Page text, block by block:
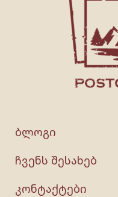
ბლოგი
ჩვენს შესახებ
კონტაქტები